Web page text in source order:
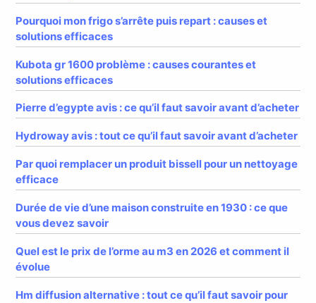
Pourquoi mon frigo s’arrête puis repart : causes et
solutions efficaces
Kubota gr 1600 problème : causes courantes et
solutions efficaces
Pierre d’egypte avis : ce qu’il faut savoir avant d’acheter
Hydroway avis : tout ce qu’il faut savoir avant d’acheter
Par quoi remplacer un produit bissell pour un nettoyage
efficace
Durée de vie d’une maison construite en 1930 : ce que
vous devez savoir
Quel est le prix de l’orme au m3 en 2026 et comment il
évolue
Hm diffusion alternative : tout ce qu’il faut savoir pour